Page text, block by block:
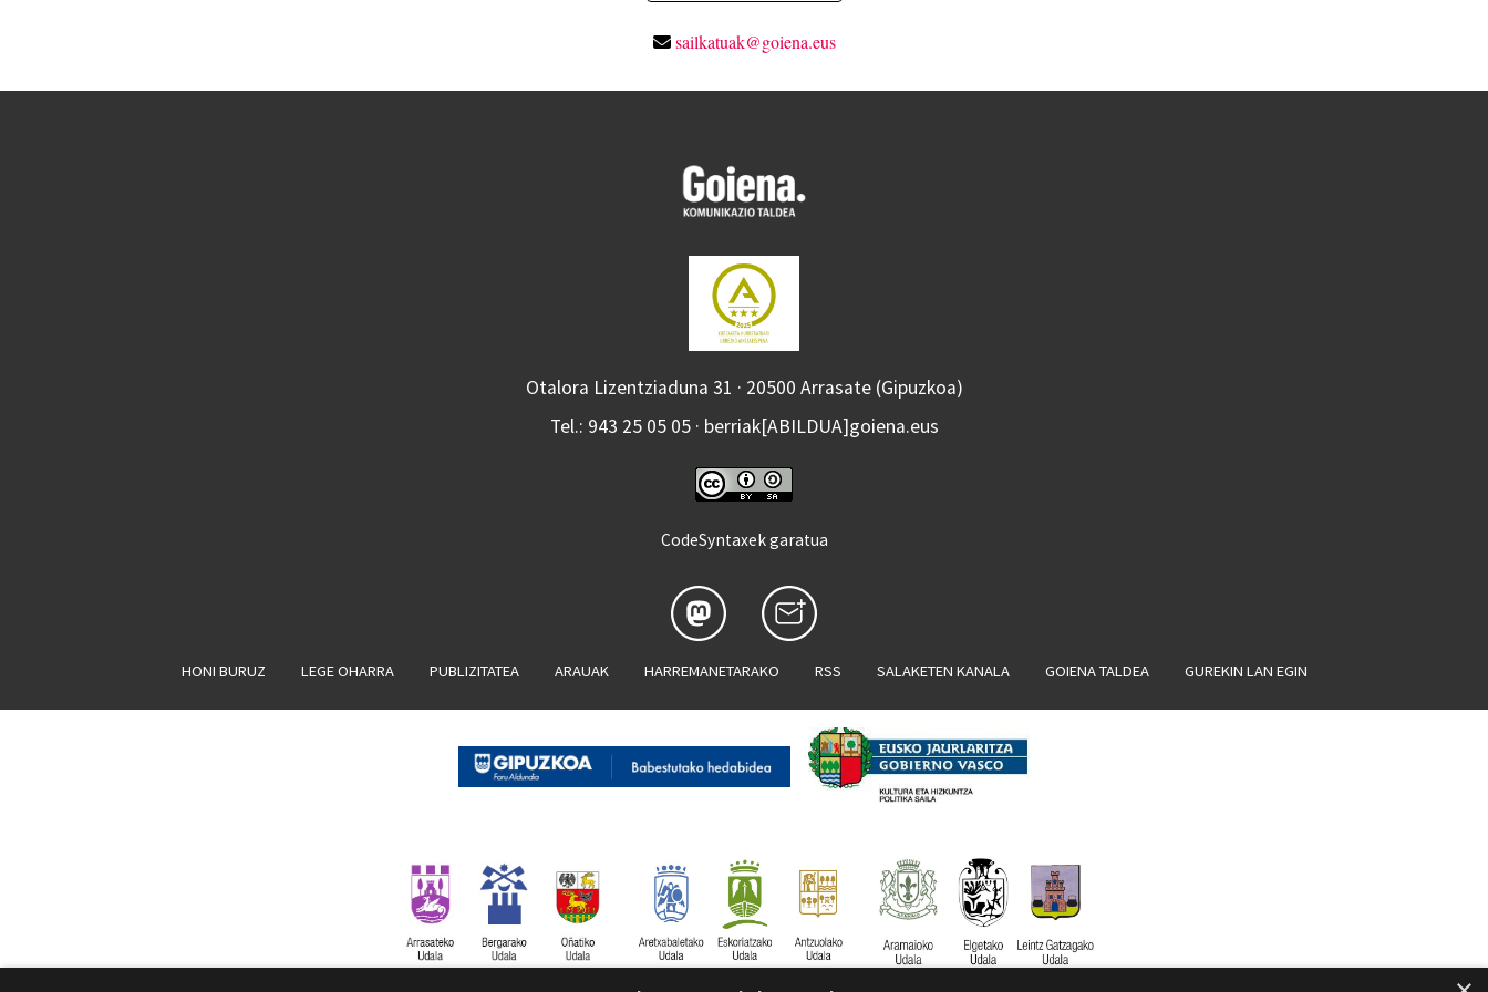
sailkatuak@goiena.eus
Otalora Lizentziaduna 31 · 20500 Arrasate (Gipuzkoa)
Tel.: 943 25 05 05 · berriak[ABILDUA]goiena.eus
CodeSyntaxek garatua
HONI BURUZ LEGE OHARRA PUBLIZITATEA ARAUAK HARREMANETARAKO RSS SALAKETEN KANALA GOIENA TALDEA GUREKIN LAN EGIN